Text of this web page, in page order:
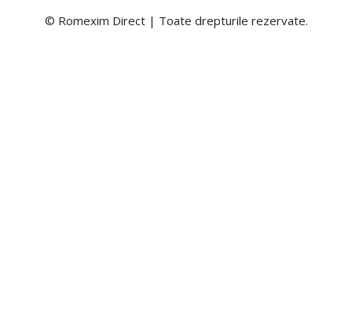
© Romexim Direct | Toate drepturile rezervate.